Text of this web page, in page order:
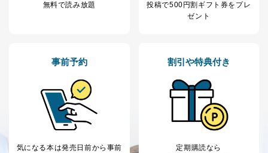
無料で読み放題
投稿で500円割ギフト券をプレ
ゼント
事前予約
気になる本は発売日前から事前
割引や特典付き
定期購読なら